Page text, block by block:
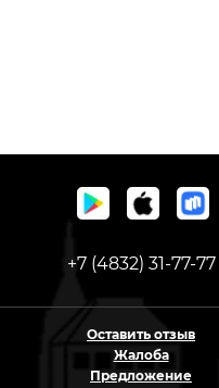
+7 (4832) 31-77-77
Оставить отзыв
Жалоба
Предложение